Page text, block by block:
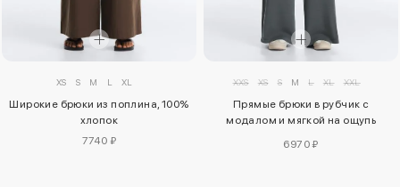
XS S M L XL
Широкие брюки из поплина, 100%
хлопок
7740 ₽
XXS XS S M L XL XXL
Прямые брюки в рубчик с
модалом и мягкой на ощупь
6970 ₽